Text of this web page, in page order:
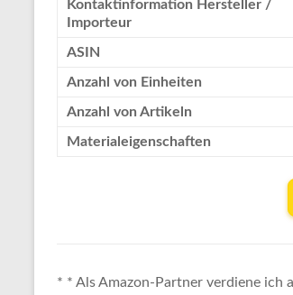
Kontaktinformation Hersteller /
Importeur
ASIN
Anzahl von Einheiten
Anzahl von Artikeln
Materialeigenschaften
* * Als Amazon-Partner verdiene ich